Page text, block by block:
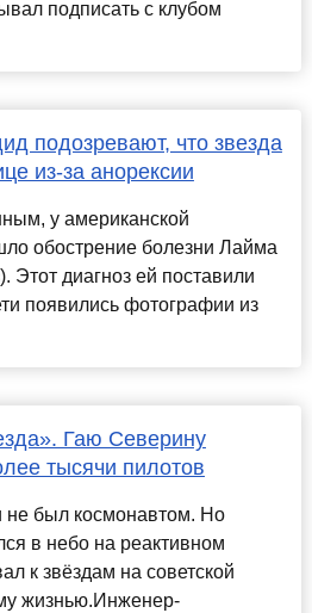
подписать с клубом
подозревают, что звезда
из-за анорексии
у американской
обострение болезни Лайма
Этот диагноз ей поставили
появились фотографии из
Гаю Северину
тысячи пилотов
не был космонавтом. Но
в небо на реактивном
к звёздам на советской
жизнью.Инженер-